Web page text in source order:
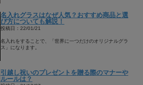
名入れグラスはなぜ人気？おすすめ商品と選
び方についても解説！
投稿日：22/01/21
名入れをすることで、「世界に一つだけのオリジナルグラ
ス」になります。
引越し祝いのプレゼントを贈る際のマナーや
ルールは？